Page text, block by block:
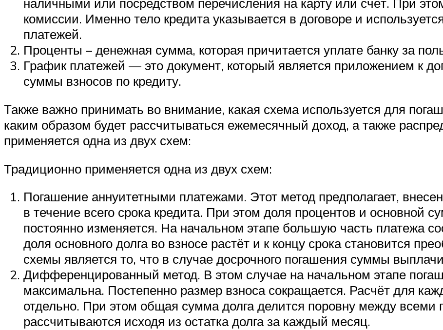
комиссии. Именно тело кредита указывается в договоре и
платежей.
Проценты – денежная сумма, которая причитается уплате банку за
График платежей — это документ, который является приложением к
суммы взносов по кредиту.
Также важно принимать во внимание, какая схема используется для
каким образом будет рассчитываться ежемесячный доход, а также
применяется одна из двух схем:
Традиционно применяется одна из двух схем:
Погашение аннуитетными платежами. Этот метод предполагает,
в течение всего срока кредита. При этом доля процентов и основной
постоянно изменяется. На начальном этапе большую часть платежа
доля основного долга во взносе растёт и к концу срока становится
схемы является то, что в случае досрочного погашения суммы
Дифференцированный метод. В этом случае на начальном этапе
максимальна. Постепенно размер взноса сокращается. Расчёт для
отдельно. При этом общая сумма долга делится поровну между
рассчитываются исходя из остатка долга за каждый месяц.